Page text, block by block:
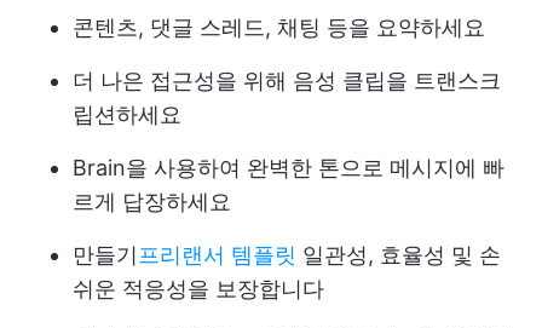
콘텐츠, 댓글 스레드, 채팅 등을 요약하세요
더 나은 접근성을 위해 음성 클립을 트랜스크
립션하세요
Brain을 사용하여 완벽한 톤으로 메시지에 빠
르게 답장하세요
만들기 프리랜서 템플릿 일관성, 효율성 및 손
쉬운 적응성을 보장합니다